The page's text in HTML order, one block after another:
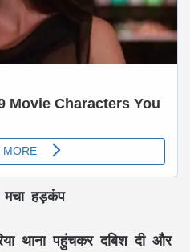
मचा हड़कंप
थाना पहुंचकर दबिश दी और